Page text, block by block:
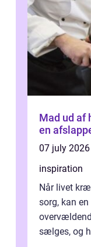
Mad ud af
en
07 july 2026
inspiration
Når livet
sorg, kan
sælges, og